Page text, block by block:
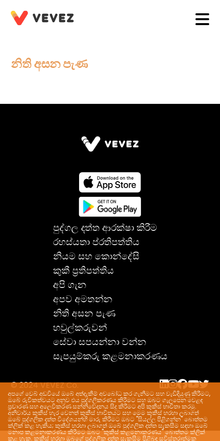
අපගේ වෙබ් අඩවියේ ඔබේ අත්දැකීම් අවබෝධ කර ගැනීමට සහ වැඩිදියුණු කිරීමට,
ඔබේ රුචිකත්වයට අනුව එය පුද්ගලීකරණය කිරීමට සහ ඔබට ගැලපෙන වෙළඳ
ප්‍රචාරණ සහ අලෙවිකරණ සන්නිවේදනය සිදු කිරීමට අපි කුකීස් භාවිතා කරමු.
අනිවාර්ය කුකීස් හැර වෙනත් කුකීස් භාවිතයට සහ මෙම කුකීස් හරහා ලබාගත්
ඔබේ පුද්ගලික දත්ත විදේශයන්හි මාරු කිරීමට ඔබට "සියල්ල පිළිගන්න" බොත්තම
ක්ලික් කළ හැකිය; කුකීස් හරහා ලබාගත් ඔබේ පුද්ගලික දත්ත සැකසීම සඳහා ඔබේ
මනාප කළමනාකරණය කිරීමට ඔබට "කුකීස් කළමනාකරණය" බොත්තම ක්ලික්
කළ හැක. කුකීස් හරහා ඔබගේ පුද්ගලික දත්ත සැකසීම පිළිබඳ සවිස්තරාත්මක
නිති අසන පැණ
පුද්ගල දත්ත ආරක්ෂා කිරීම
රහස්යතා ප්රතිපත්තිය
නියම සහ කොන්දේසි
කුකී ප්‍රතිපත්තිය
අපි ගැන
අපව අමතන්න
නිති අසන පැණ
හවුල්කරුවන්
සේවා සපයන්නා වන්න
සැපයුම්කරු කළමනාකරණය
© 2024 VEVEZ Co.